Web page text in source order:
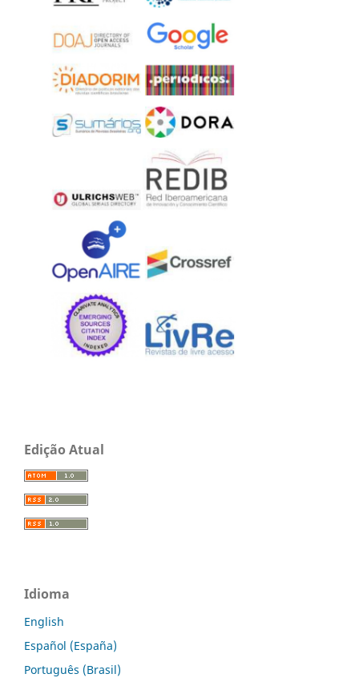
Edição Atual
Idioma
English
Español (España)
Português (Brasil)